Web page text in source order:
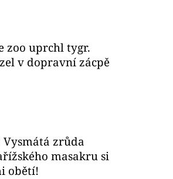
zoo uprchl tygr.
v dopravní zácpě
Vysmátá zrůda
masakru si
obětí!